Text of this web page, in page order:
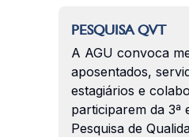
PESQUISA QVT
A AGU convoca
aposentados,
estagiários e
participarem da 3ª
Pesquisa de